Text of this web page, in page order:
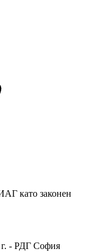
като законен
- РДГ София